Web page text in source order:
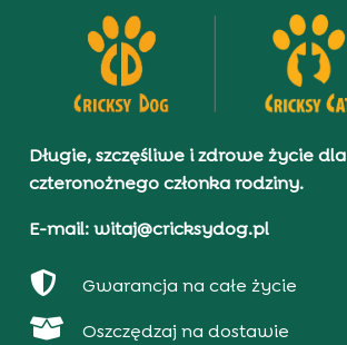
Długie, szczęśliwe i zdrowe życie dla
czteronożnego członka rodziny.
E-mail: witaj@cricksydog.pl
 Gwarancja na całe życie
 Oszczędzaj na dostawie